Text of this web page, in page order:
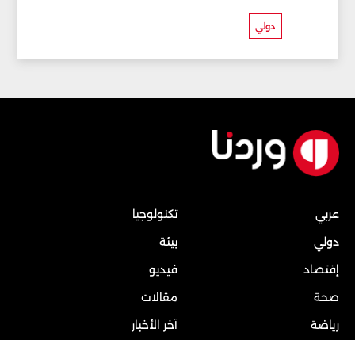
دولي
عربي
دولي
إقتصاد
صحة
رياضة
تكنولوجيا
بيئة
فيديو
مقالات
آخر الأخبار